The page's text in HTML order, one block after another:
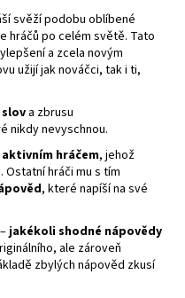
svěží podobu oblíbené
hráčů po celém světě. Tato
a zcela novým
užijí jak nováčci, tak i ti,
slova zbrusu
nikdy nevyschnou.
aktivním hráčem, jehož
. Ostatní hráči mu s tím
, které napíší na své
jakékoli shodné nápovědy
ale zároveň
zbylých nápověd zkusí